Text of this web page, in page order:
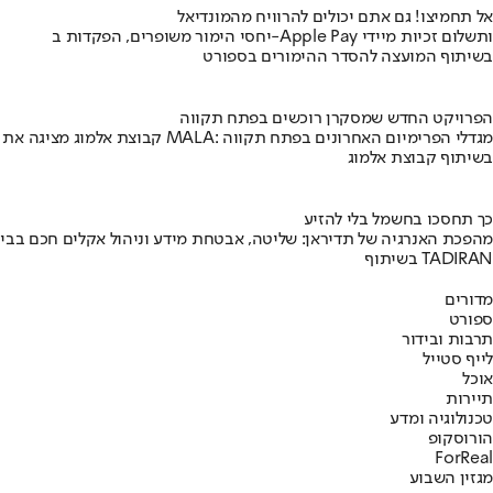
אל תחמיצו! גם אתם יכולים להרוויח מהמונדיאל
יחסי הימור משופרים, הפקדות ב-Apple Pay ותשלום זכיות מיידי
בשיתוף המועצה להסדר ההימורים בספורט
הפרויקט החדש שמסקרן רוכשים בפתח תקווה
קבוצת אלמוג מציגה את פרויקט MALA: מגדלי הפרימיום האחרונים בפתח תקווה
בשיתוף קבוצת אלמוג
כך תחסכו בחשמל בלי להזיע
מהפכת האנרגיה של תדיראן: שליטה, אבטחת מידע וניהול אקלים חכם
בשיתוף TADIRAN
מדורים
ספורט
תרבות ובידור
לייף סטייל
אוכל
תיירות
טכנולוגיה ומדע
הורוסקופ
ForReal
מגזין השבוע